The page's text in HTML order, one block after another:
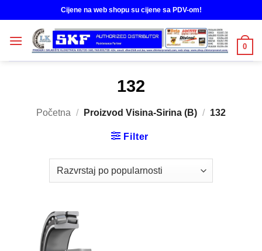
to
content
Cijene na web shopu su cijene sa PDV-om!
0
132
Početna / Proizvod Visina-Sirina (B) / 132
Filter